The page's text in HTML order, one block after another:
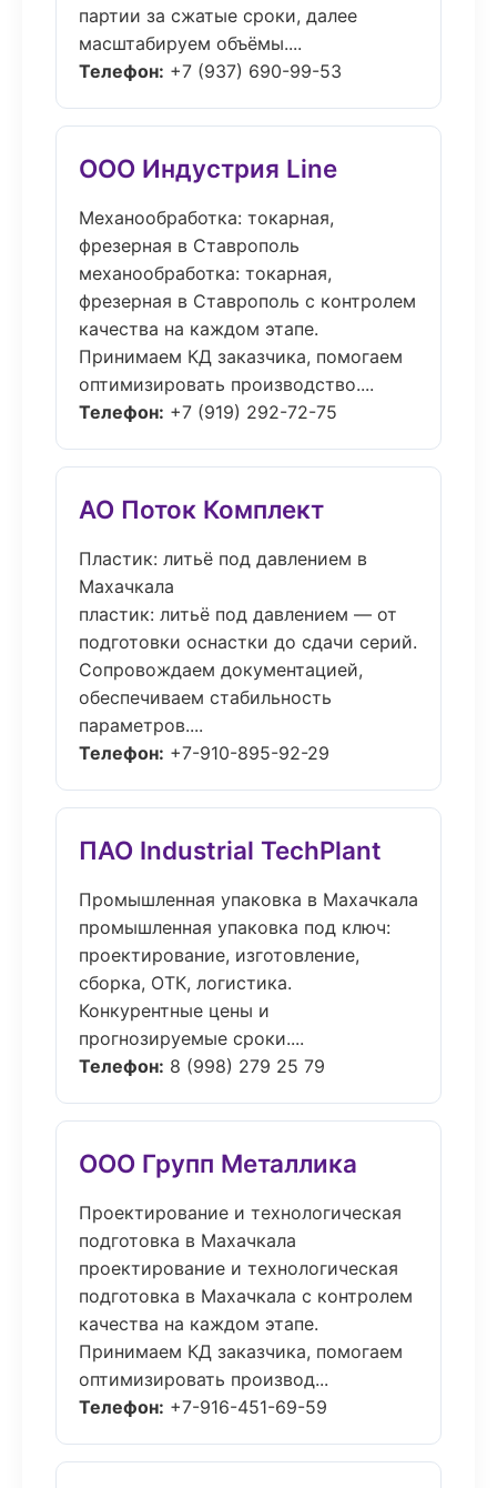
партии за сжатые сроки, далее
масштабируем объёмы....
Телефон: +7 (937) 690-99-53
ООО Индустрия Line
Механообработка: токарная,
фрезерная в Ставрополь
механообработка: токарная,
фрезерная в Ставрополь с контролем
качества на каждом этапе.
Принимаем КД заказчика, помогаем
оптимизировать производство....
Телефон: +7 (919) 292-72-75
АО Поток Комплект
Пластик: литьё под давлением в
Махачкала
пластик: литьё под давлением — от
подготовки оснастки до сдачи серий.
Сопровождаем документацией,
обеспечиваем стабильность
параметров....
Телефон: +7-910-895-92-29
ПАО Industrial TechPlant
Промышленная упаковка в Махачкала
промышленная упаковка под ключ:
проектирование, изготовление,
сборка, ОТК, логистика.
Конкурентные цены и
прогнозируемые сроки....
Телефон: 8 (998) 279 25 79
ООО Групп Металлика
Проектирование и технологическая
подготовка в Махачкала
проектирование и технологическая
подготовка в Махачкала с контролем
качества на каждом этапе.
Принимаем КД заказчика, помогаем
оптимизировать производ...
Телефон: +7-916-451-69-59